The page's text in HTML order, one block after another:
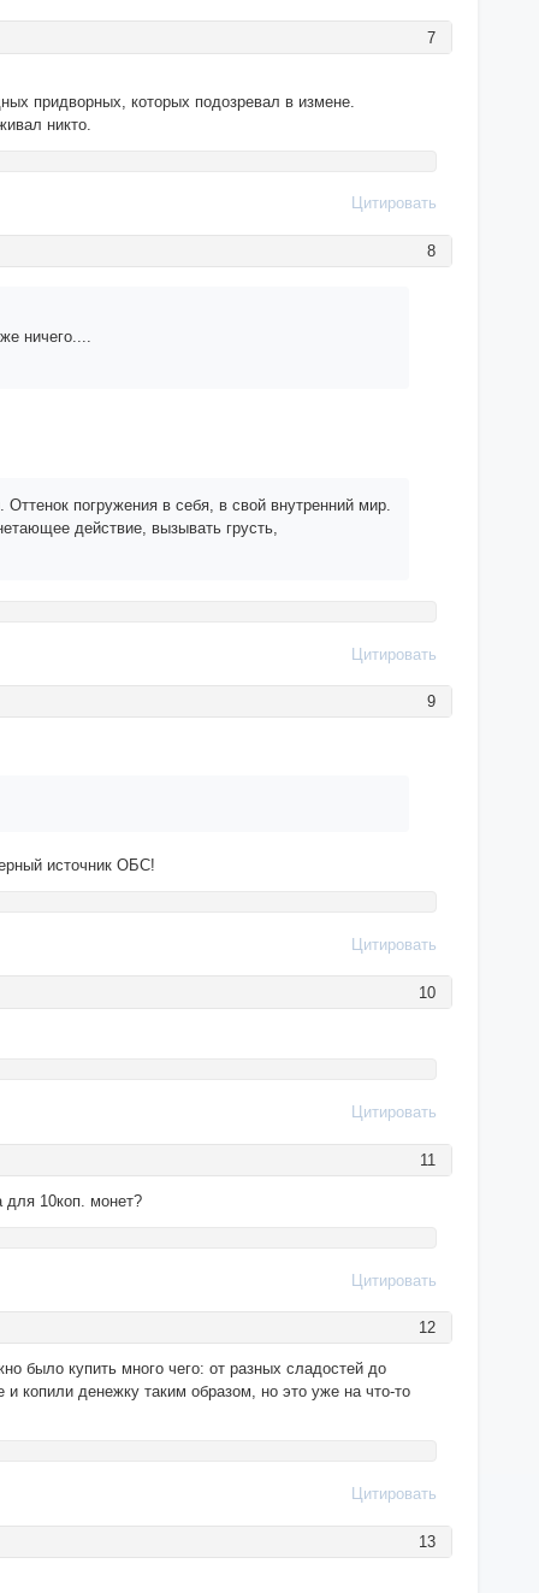
7
придворных, которых подозревал в измене.
никто.
Цитировать
8
ничего....
погружения в себя, в свой внутренний мир.
действие, вызывать грусть,
Цитировать
9
источник ОБС!
Цитировать
10
Цитировать
11
10коп. монет?
Цитировать
12
было купить много чего: от разных сладостей до
копили денежку таким образом, но это уже на что-то
Цитировать
13